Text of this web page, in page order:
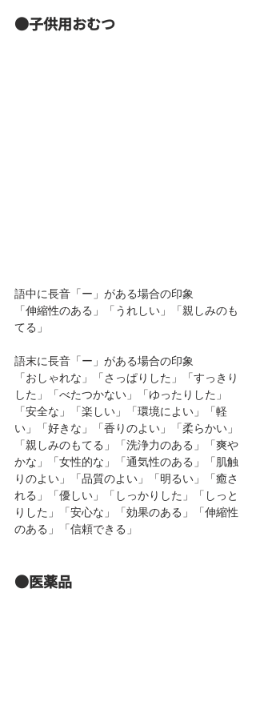
●子供用おむつ
語中に長音「ー」がある場合の印象
「伸縮性のある」「うれしい」「親しみのも
てる」
語末に長音「ー」がある場合の印象
「おしゃれな」「さっぱりした」「すっきり
した」「べたつかない」「ゆったりした」
「安全な」「楽しい」「環境によい」「軽
い」「好きな」「香りのよい」「柔らかい」
「親しみのもてる」「洗浄力のある」「爽や
かな」「女性的な」「通気性のある」「肌触
りのよい」「品質のよい」「明るい」「癒さ
れる」「優しい」「しっかりした」「しっと
りした」「安心な」「効果のある」「伸縮性
のある」「信頼できる」
●医薬品